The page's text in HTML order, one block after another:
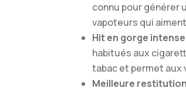
connu pour générer
vapoteurs qui
Hit en gorge intense
habitués aux
tabac et permet aux
Meilleure